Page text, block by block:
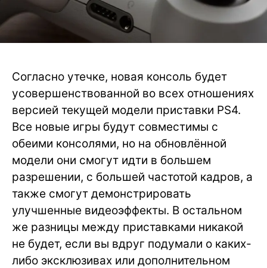
Согласно утечке, новая консоль будет
усовершенствованной во всех отношениях
версией текущей модели приставки PS4.
Все новые игры будут совместимы с
обеими консолями, но на обновлённой
модели они смогут идти в большем
разрешении, с большей частотой кадров, а
также смогут демонстрировать
улучшенные видеоэффекты. В остальном
же разницы между приставками никакой
не будет, если вы вдруг подумали о каких-
либо эксклюзивах или дополнительном